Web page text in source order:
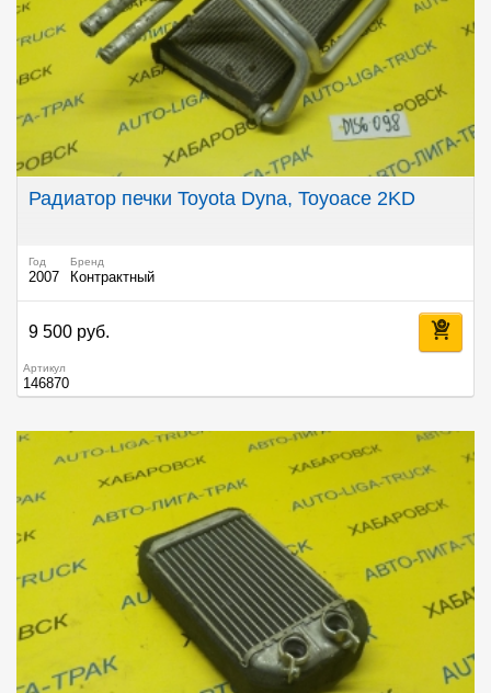
Радиатор печки Toyota Dyna, Toyoace 2KD
Год
2007
Бренд
Контрактный
9 500 руб.
Артикул
146870